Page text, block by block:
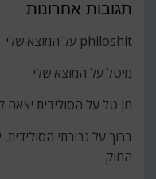
תגובות אחרונות
philoshit על המוצא שלי
מיטל על המוצא שלי
חן טל על הסולידית יצאה לפנסיה
ברוך על גבירתי
החוק